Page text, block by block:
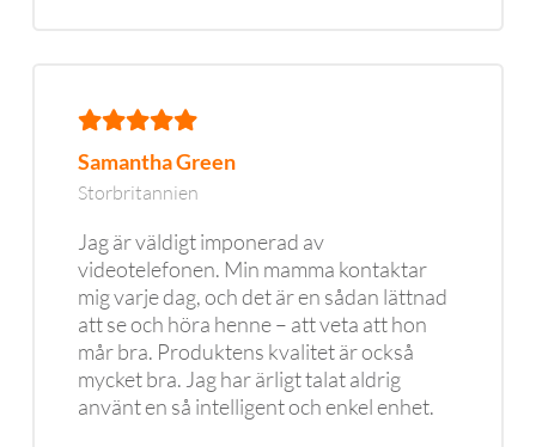
Samantha Green
Storbritannien
Jag är väldigt imponerad av
videotelefonen. Min mamma kontaktar
mig varje dag, och det är en sådan lättnad
att se och höra henne – att veta att hon
mår bra. Produktens kvalitet är också
mycket bra. Jag har ärligt talat aldrig
använt en så intelligent och enkel enhet.